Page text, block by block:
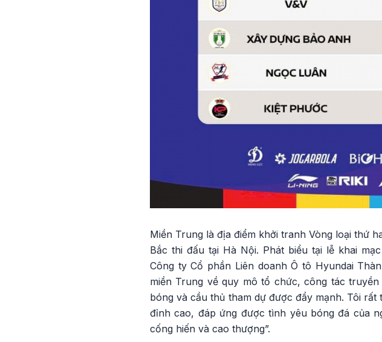
Miền Trung là địa điểm khởi tranh Vòng loại thứ
Bắc thi đấu tại Hà Nội. Phát biểu tại lễ khai
Công ty Cổ phần Liên doanh Ô tô Hyundai
miền Trung về quy mô tổ chức, công tác
bóng và cầu thủ tham dự được đẩy mạnh. Tôi
đỉnh cao, đáp ứng được tình yêu bóng đá của
cống hiến và cao thượng”.